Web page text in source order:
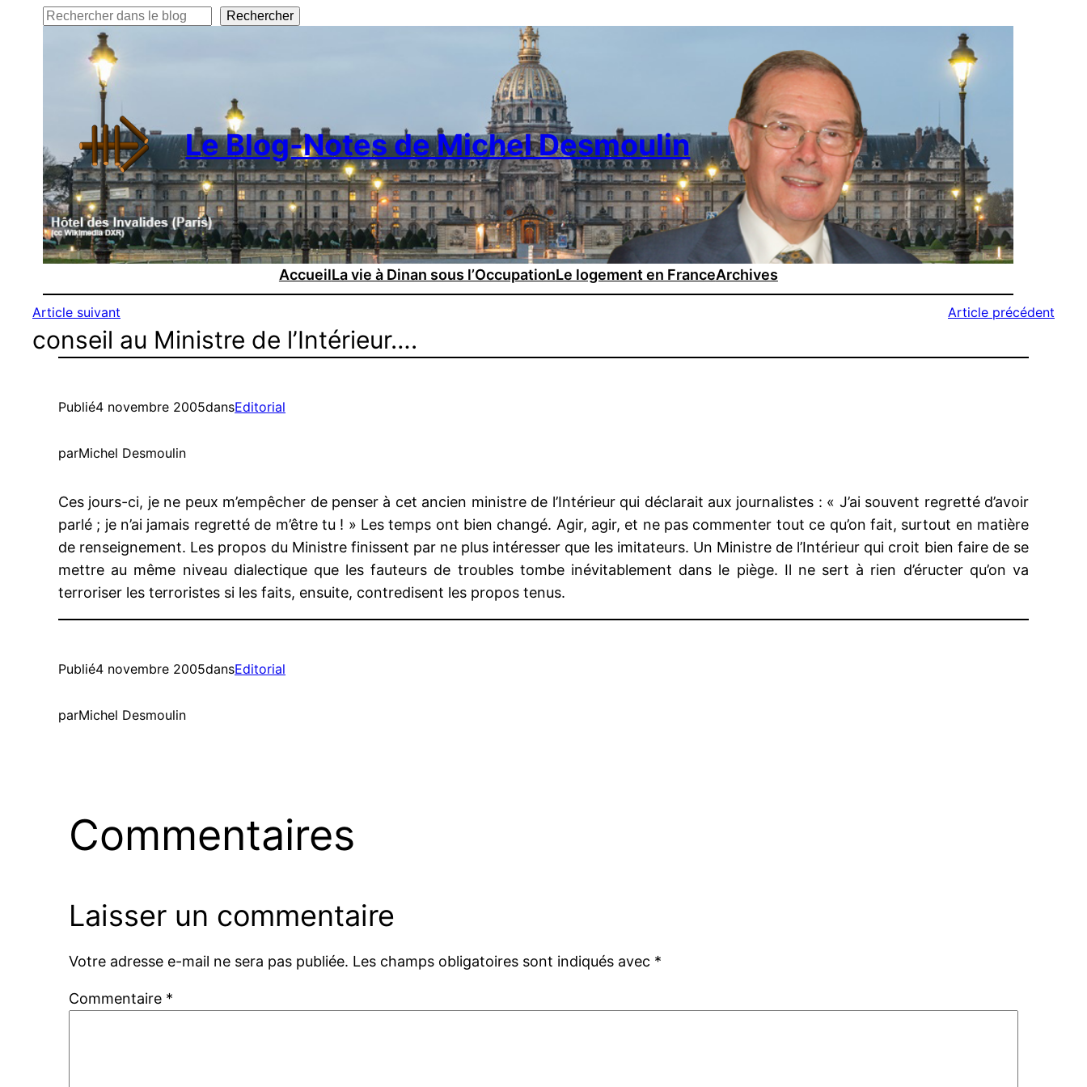
Rechercher Rechercher
Le Blog-Notes de Michel Desmoulin
AccueilLa vie à Dinan sous l’OccupationLe logement en FranceArchives
Article suivant Article précédent
conseil au Ministre de l’Intérieur….
Publié4 novembre 2005dansEditorial
parMichel Desmoulin
Ces jours-ci, je ne peux m’empêcher de penser à cet ancien ministre de l’Intérieur qui déclarait aux journalistes : « J’ai souvent regretté d’avoir
parlé ; je n’ai jamais regretté de m’être tu ! » Les temps ont bien changé. Agir, agir, et ne pas commenter tout ce qu’on fait, surtout en matière
de renseignement. Les propos du Ministre finissent par ne plus intéresser que les imitateurs. Un Ministre de l’Intérieur qui croit bien faire de se
mettre au même niveau dialectique que les fauteurs de troubles tombe inévitablement dans le piège. Il ne sert à rien d’éructer qu’on va
terroriser les terroristes si les faits, ensuite, contredisent les propos tenus.
Publié4 novembre 2005dansEditorial
parMichel Desmoulin
Commentaires
Laisser un commentaire
Votre adresse e-mail ne sera pas publiée. Les champs obligatoires sont indiqués avec *
Commentaire *